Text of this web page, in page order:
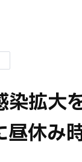
染拡大
昼休み